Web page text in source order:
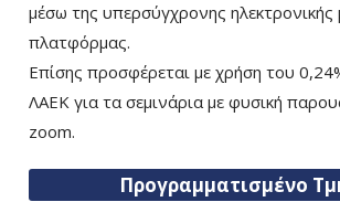
μέσω της υπερσύγχρονης ηλεκτρονικής
πλατφόρμας.
Επίσης προσφέρεται με χρήση του
ΛΑΕΚ για τα σεμινάρια με φυσική
zoom.
Προγραμματισμένο